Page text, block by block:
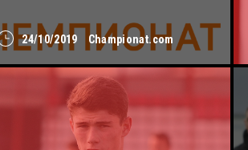
24/10/2019 Championat.com